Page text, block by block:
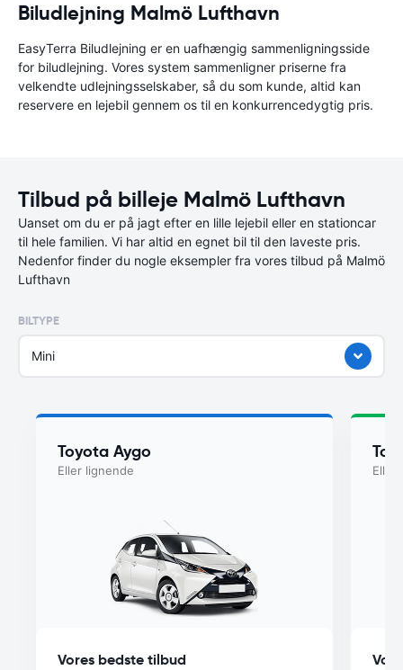
Biludlejning Malmö Lufthavn
EasyTerra Biludlejning er en uafhængig sammenligningsside
for biludlejning. Vores system sammenligner priserne fra
velkendte udlejningsselskaber, så du som kunde, altid kan
reservere en lejebil gennem os til en konkurrencedygtig pris.
Tilbud på billeje Malmö Lufthavn
Uanset om du er på jagt efter en lille lejebil eller en stationcar
til hele familien. Vi har altid en egnet bil til den laveste pris.
Nedenfor finder du nogle eksempler fra vores tilbud på Malmö
Lufthavn
BILTYPE
Mini
Toyota Aygo
Eller lignende
Vores bedste tilbud
Eller